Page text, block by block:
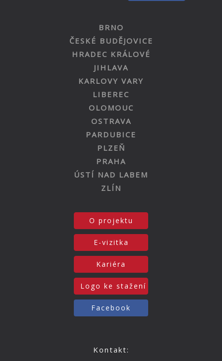
BRNO
ČESKÉ BUDĚJOVICE
HRADEC KRÁLOVÉ
JIHLAVA
KARLOVY VARY
LIBEREC
OLOMOUC
OSTRAVA
PARDUBICE
PLZEŇ
PRAHA
ÚSTÍ NAD LABEM
ZLÍN
O projektu
E-vizitka
Kariéra
Logo ke stažení
Facebook
Kontakt: